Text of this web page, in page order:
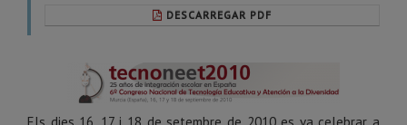
DESCARREGAR PDF